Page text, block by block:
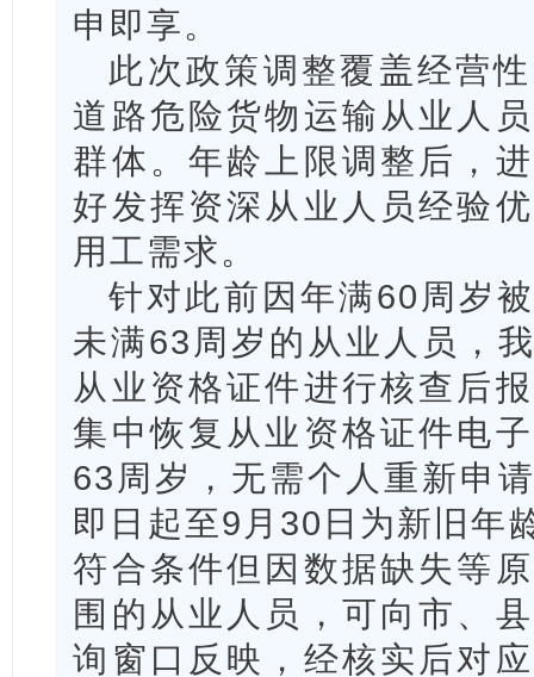
申即享。
此次政策调整覆盖经营
道路危险货物运输从业人
群体。年龄上限调整后，
好发挥资深从业人员经验
用工需求。
针对此前因年满60周岁
未满63周岁的从业人员，
从业资格证件进行核查后
集中恢复从业资格证件电
63周岁，无需个人重新申
即日起至9月30日为新旧年
符合条件但因数据缺失等
围的从业人员，可向市、
询窗口反映，经核实后对